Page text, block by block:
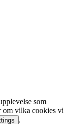
som
om vilka cookies vi
.